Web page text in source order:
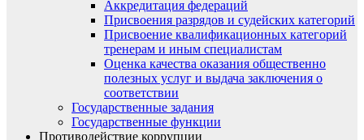
Аккредитация федераций
Присвоения разрядов и судейских категорий
Присвоение квалификационных категорий
тренерам и иным специалистам
Оценка качества оказания общественно
полезных услуг и выдача заключения о
соответствии
Государственные задания
Государственные функции
Противодействие коррупции